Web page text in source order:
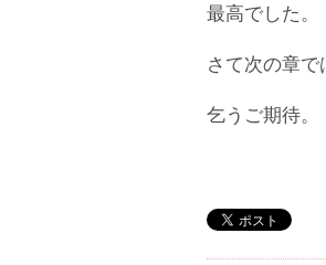
最高でした。
さて次の章
乞うご期待。